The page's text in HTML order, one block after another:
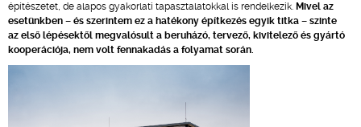
építészetet, de alapos gyakorlati tapasztalatokkal is rendelkezik. Mivel az
esetünkben – és szerintem ez a hatékony építkezés egyik titka – szinte
az első lépésektől megvalósult a beruházó, tervező, kivitelező és gyártó
kooperációja, nem volt fennakadás a folyamat során.